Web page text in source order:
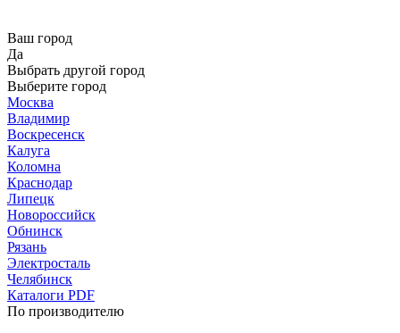
Ваш город
Да
Выбрать другой город
Выберите город
Москва
Владимир
Воскресенск
Калуга
Коломна
Краснодар
Липецк
Новороссийск
Обнинск
Рязань
Электросталь
Челябинск
Каталоги PDF
По производителю